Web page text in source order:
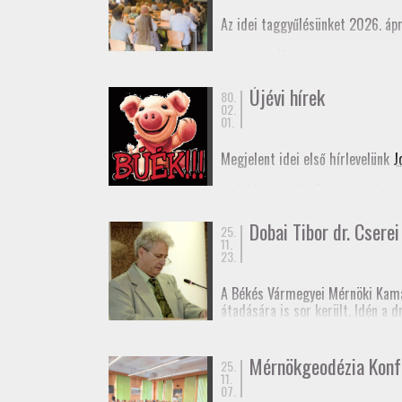
Az idei taggyűlésünket 2026.
80.
02.
01.
Újévi hírek
Megjelent idei első hírlevelünk
Boldog Új Évet Kívánunk a
25.
11.
23.
Dobai Tibor dr.
A Békés Vármegyei Mérnöki
átadására is sor került. Idén a
Dr. Cserei Pál a Békés
Gratulálunk!
25.
11.
07.
Mérnökgeodézia